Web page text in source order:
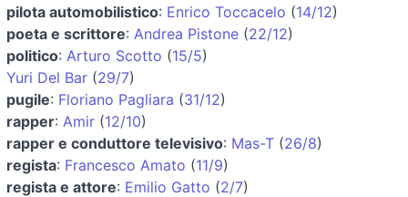
pilota automobilistico: Enrico Toccacelo (14/12)
poeta e scrittore: Andrea Pistone (22/12)
politico: Arturo Scotto (15/5)
Yuri Del Bar (29/7)
pugile: Floriano Pagliara (31/12)
rapper: Amir (12/10)
rapper e conduttore televisivo: Mas-T (26/8)
regista: Francesco Amato (11/9)
regista e attore: Emilio Gatto (2/7)